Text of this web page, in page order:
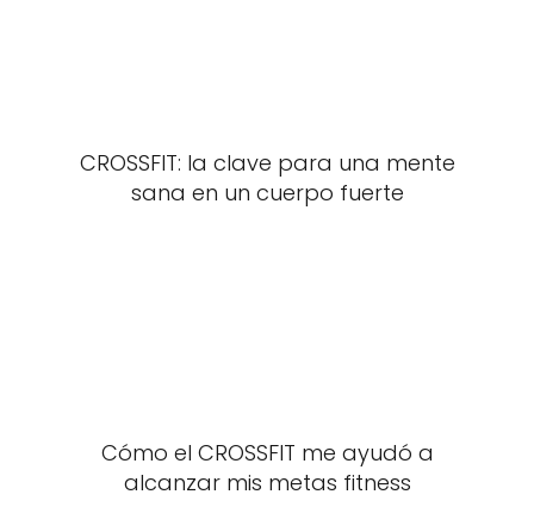
CROSSFIT: la clave para una mente
sana en un cuerpo fuerte
Cómo el CROSSFIT me ayudó a
alcanzar mis metas fitness